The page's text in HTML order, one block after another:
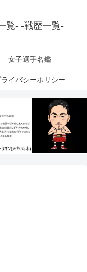
覧- -戦歴一覧-
女子選手名鑑
ライバシーポリシー